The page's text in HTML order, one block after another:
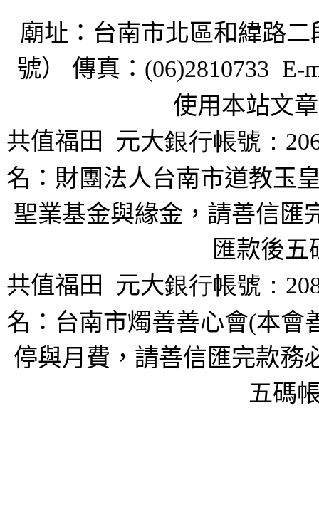
廟址：台南市北區和緯路二
號） 傳真： (06)2810733 E-
使用本站文
共值福田
元大銀行帳號：
名：財團法人台南市道教玉
聖業基金與緣金，請善信匯
匯款後五
共值福田
元大銀行帳號：
名：台南市燭善善心會(本會
停與月費，請善信匯完款務
五碼